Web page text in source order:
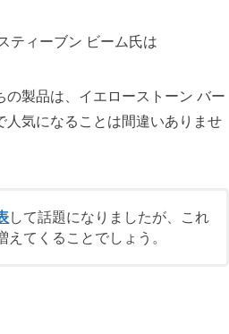
ティーブン ビーム氏は
の製品は、イエローストーン バー
気になることは間違いありませ
して話題になりましたが、これ
てくることでしょう。